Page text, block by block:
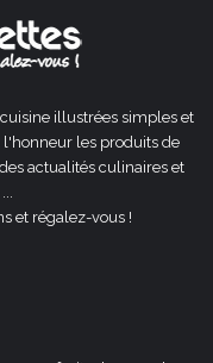
illustrées simples et
l'honneur les produits de
actualités culinaires et
et régalez-vous !